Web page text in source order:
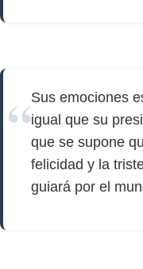
Sus emociones
igual que su
que se supone
felicidad y la
guiará por el